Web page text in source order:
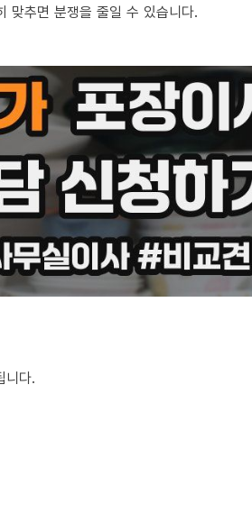
맞추면 분쟁을 줄일 수 있습니다.
니다.